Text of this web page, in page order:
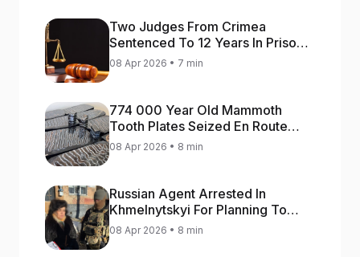
Two Judges From Crimea
Sentenced To 12 Years In Prison
For Treason
08 Apr 2026 • 7 min
774 000 Year Old Mammoth
Tooth Plates Seized En Route
From Ukraine To Bulgaria
08 Apr 2026 • 8 min
Russian Agent Arrested In
Khmelnytskyi For Planning To
Blow Up Military Cars
08 Apr 2026 • 8 min